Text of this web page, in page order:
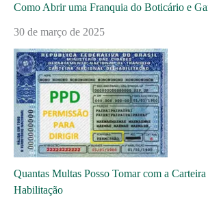
Como Abrir uma Franquia do Boticário e
30 de março de 2025
Quantas Multas Posso Tomar com a
Habilitação